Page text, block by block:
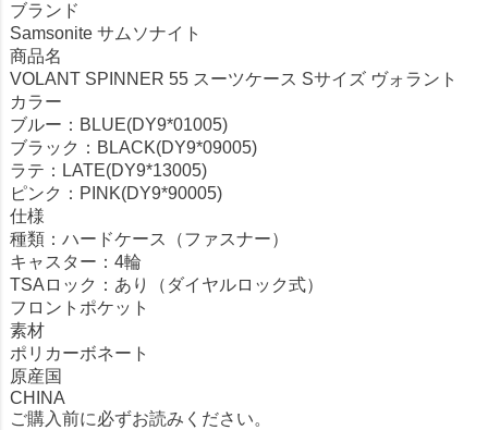
ブランド
Samsonite サムソナイト
商品名
VOLANT SPINNER 55 スーツケース Sサイズ ヴォラント
カラー
ブルー：BLUE(DY9*01005)
ブラック：BLACK(DY9*09005)
ラテ：LATE(DY9*13005)
ピンク：PINK(DY9*90005)
仕様
種類：ハードケース（ファスナー）
キャスター：4輪
TSAロック：あり（ダイヤルロック式）
フロントポケット
素材
ポリカーボネート
原産国
CHINA
ご購入前に必ずお読みください。